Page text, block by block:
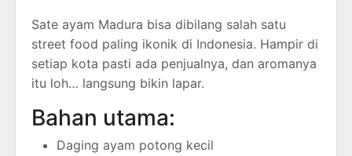
Sate ayam Madura bisa dibilang salah satu
street food paling ikonik di Indonesia. Hampir di
setiap kota pasti ada penjualnya, dan aromanya
itu loh… langsung bikin lapar.
Bahan utama:
Daging ayam potong kecil